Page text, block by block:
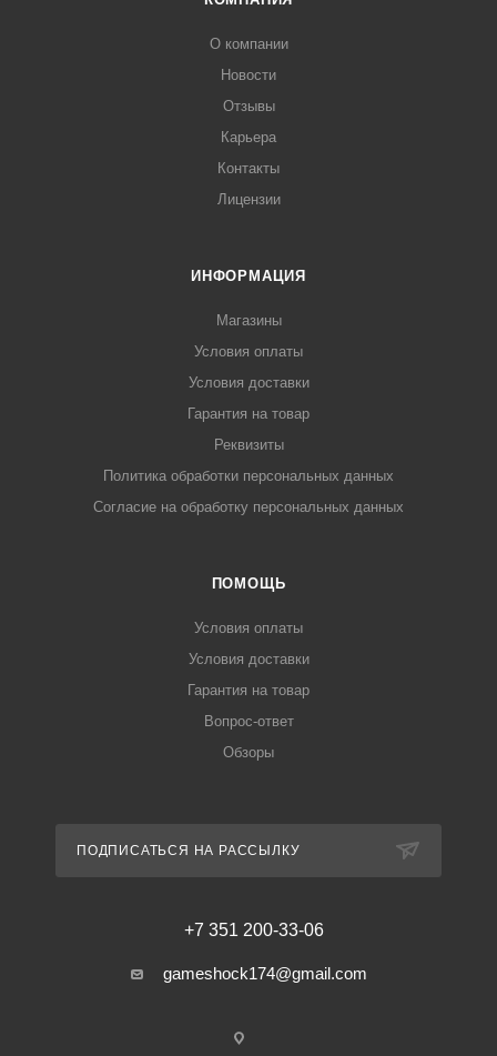
О компании
Новости
Отзывы
Карьера
Контакты
Лицензии
ИНФОРМАЦИЯ
Магазины
Условия оплаты
Условия доставки
Гарантия на товар
Реквизиты
Политика обработки персональных данных
Согласие на обработку персональных данных
ПОМОЩЬ
Условия оплаты
Условия доставки
Гарантия на товар
Вопрос-ответ
Обзоры
ПОДПИСАТЬСЯ НА РАССЫЛКУ
+7 351 200-33-06
gameshock174@gmail.com